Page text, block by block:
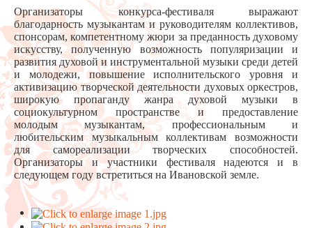
Организаторы конкурса-фестиваля выражают
благодарность музыкантам и руководителям коллективов,
спонсорам, компетентному жюри за преданность духовому
искусству, полученную возможность популяризации и
развития духовой и инструментальной музыки среди детей
и молодежи, повышение исполнительского уровня и
активизацию творческой деятельности духовых оркестров,
широкую пропаганду жанра духовой музыки в
социокультурном пространстве и предоставление
молодым музыкантам, профессиональным и
любительским музыкальным коллективам возможности
для самореализации творческих способностей.
Организаторы и участники фестиваля надеются и в
следующем году встретиться на Ивановской земле.